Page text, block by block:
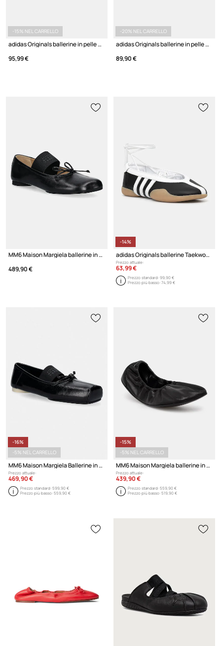
-15% NEL CARRELLO
adidas Originals ballerine in pelle Samba Jane
95,99 €
-20% NEL CARRELLO
adidas Originals ballerine in pelle Samba Jane
89,90 €
MM6 Maison Margiela ballerine in pelle
489,90 €
-14%
adidas Originals ballerine Taekwondo Mei Balle
Prezzo attuale:
63,99 €
Prezzo standard:99,90 €
Prezzo più basso:74,99 €
-16%
-5% NEL CARRELLO
MM6 Maison Margiela Ballerine in pelle
Prezzo attuale:
469,90 €
Prezzo standard:599,90 €
Prezzo più basso:559,90 €
-15%
-5% NEL CARRELLO
MM6 Maison Margiela ballerine in pelle
Prezzo attuale:
439,90 €
Prezzo standard:559,90 €
Prezzo più basso:519,90 €